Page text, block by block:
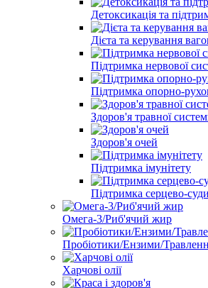
Детоксикація та
Дієта та керування
Підтримка нервової
Підтримка опорно-
Здоров'я травної
Здоров'я очей
Підтримка імунітету
Підтримка серцево-
Омега-3/Риб'ячий жир
Пробіотики/Ензими/
Харчові олії